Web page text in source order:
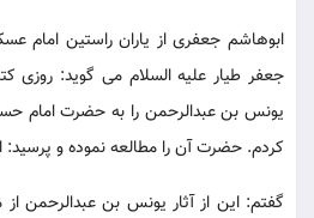
ابوهاشم جعفری از یاران راستین امام
جعفر طیار علیه السلام می گوید: روزی
یونس بن عبدالرحمن را به حضرت امام
کردم. حضرت آن را مطالعه نموده و
گفتم: این از آثار یونس بن عبدالرحمن